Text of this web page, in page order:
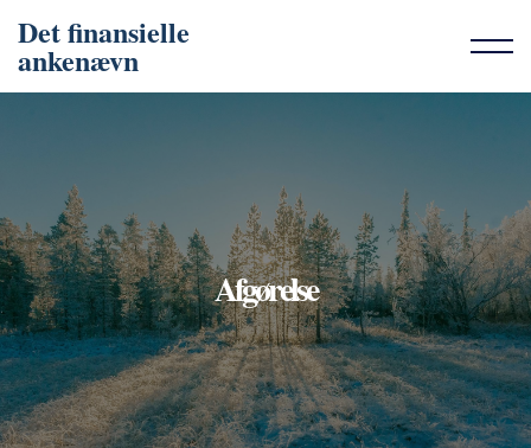
Det finansielle
ankenævn
Afgørelse